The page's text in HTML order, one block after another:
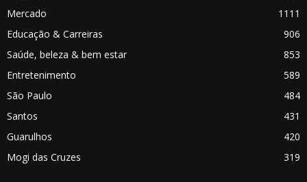
Mercado
1111
Educação & Carreiras
906
Saúde, beleza & bem estar
853
Entretenimento
589
São Paulo
484
Santos
431
Guarulhos
420
Mogi das Cruzes
319